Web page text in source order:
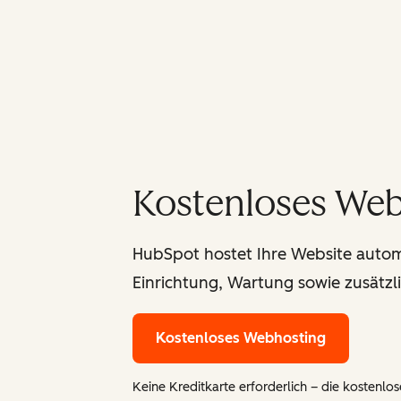
Kostenloses
HubSpot hostet Ihre Website
Einrichtung, Wartung sowie
Kostenloses Webhosting
Keine Kreditkarte erforderlich – die